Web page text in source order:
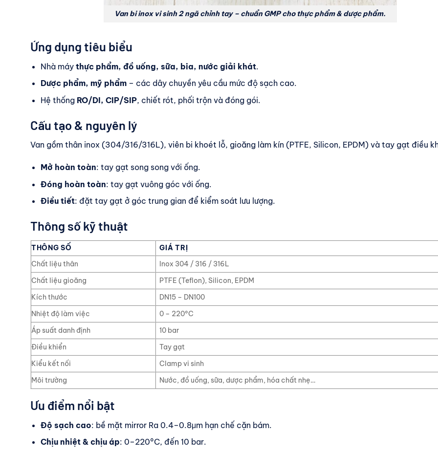
Van bi inox vi sinh 2 ngã chỉnh tay – chuẩn GMP cho thực phẩm & dược phẩm.
Ứng dụng tiêu biểu
Nhà máy thực phẩm, đồ uống, sữa, bia, nước giải khát.
Dược phẩm, mỹ phẩm– các dây chuyền yêu cầu mức độ sạch cao.
Hệ thống RO/DI, CIP/SIP, chiết rót, phối trộn và đóng gói.
Cấu tạo & nguyên lý
Van gồm thân inox (304/316/316L), viên bi khoét lỗ, gioăng làm kín (PTFE, Silicon, EPDM) và tay gạt điều
Mở hoàn toàn: tay gạt song song với ống.
Đóng hoàn toàn: tay gạt vuông góc với ống.
Điều tiết: đặt tay gạt ở góc trung gian để kiểm soát lưu lượng.
Thông số kỹ thuật
THÔNG SỐ
GIÁ TRỊ
Chất liệu thân
Inox 304 / 316 / 316L
Chất liệu gioăng
PTFE (Teflon), Silicon, EPDM
Kích thước
DN15 – DN100
Nhiệt độ làm việc
0 – 220°C
Áp suất danh định
10 bar
Điều khiển
Tay gạt
Kiểu kết nối
Clamp vi sinh
Môi trường
Nước, đồ uống, sữa, dược phẩm, hóa chất nhẹ…
Ưu điểm nổi bật
Độ sạch cao: bề mặt mirror Ra 0.4–0.8μm hạn chế cặn bám.
Chịu nhiệt & chịu áp: 0–220°C, đến 10 bar.